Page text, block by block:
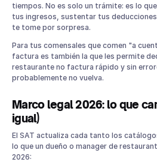
Preguntas frecuentes sobre
¿Es obligatorio emitir facturas en
México?
¿Qué pasa si un cliente no pide
¿Cada cuánto puedo emitir mi
¿Mi restaurante puede tributar en
Conclusión
tiempos. No es solo un trámite: es lo
tus ingresos, sustentar tus
te tome por sorpresa.
Para tus comensales que comen "a
factura es también la que les permite
restaurante no factura rápido y sin
probablemente no vuelva.
Marco legal 2026: lo que
igual)
El SAT actualiza cada tanto los
lo que un dueño o manager de
2026: